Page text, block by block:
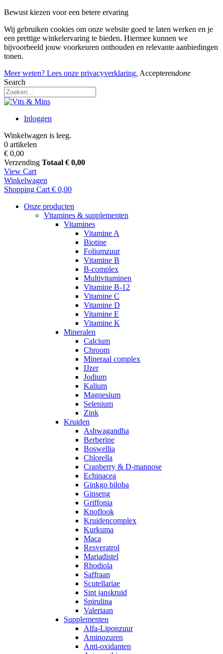
Bewust kiezen voor een betere ervaring
Wij gebruiken cookies om onze website goed te laten werken en je
een prettige winkelervaring te bieden. Hiermee kunnen we
bijvoorbeeld jouw voorkeuren onthouden en relevante aanbiedingen
tonen.
Meer weten? Lees onze privacyverklaring. Accepterendone
Search
Inloggen
Winkelwagen is leeg.
0 artikelen
€ 0,00
Verzending Totaal € 0,00
View Cart
Winkelwagen
Shopping Cart € 0,00
Onze producten
Vitamines & supplementen
Vitamines
Vitamine A
Biotine
Foliumzuur
Vitamine B
B-complex
Multivitaminen
Vitamine B-12
Vitamine C
Vitamine D
Vitamine E
Vitamine K
Mineralen
Calcium
Chroom
Mineraal complex
IJzer
Jodium
Kalium
Magnesium
Selenium
Zink
Kruiden
Ashwagandha
Berberine
Boswellia
Chlorella
Cranberry & D-mannose
Echinacea
Ginkgo biloba
Ginseng
Griffonia
Knoflook
Kruidencomplex
Kurkuma
Maca
Resveratrol
Mariadistel
Rhodiola
Saffraan
Scutellariae
Sint janskruid
Spirulina
Valeriaan
Supplementen
Alfa-Liponzuur
Aminozuren
Anti-oxidanten